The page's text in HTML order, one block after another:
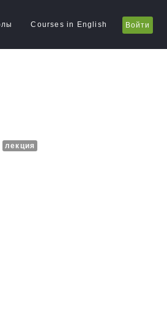
Courses in English Войти
лекция